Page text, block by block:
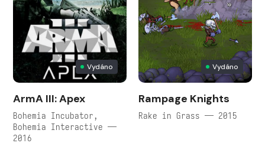
Vydáno
ArmA III: Apex
Bohemia Incubator,
Bohemia Interactive —
2016
Vydáno
Rampage Knights
Rake in Grass — 2015